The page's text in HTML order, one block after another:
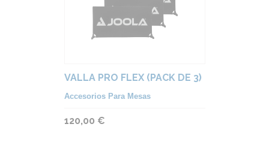
VALLA PRO FLEX (PACK DE 3)
Accesorios Para Mesas
120,00 €